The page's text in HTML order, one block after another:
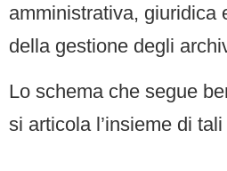
amministrativa, giuridica
della gestione degli
Lo schema che segue
si articola l’insieme di